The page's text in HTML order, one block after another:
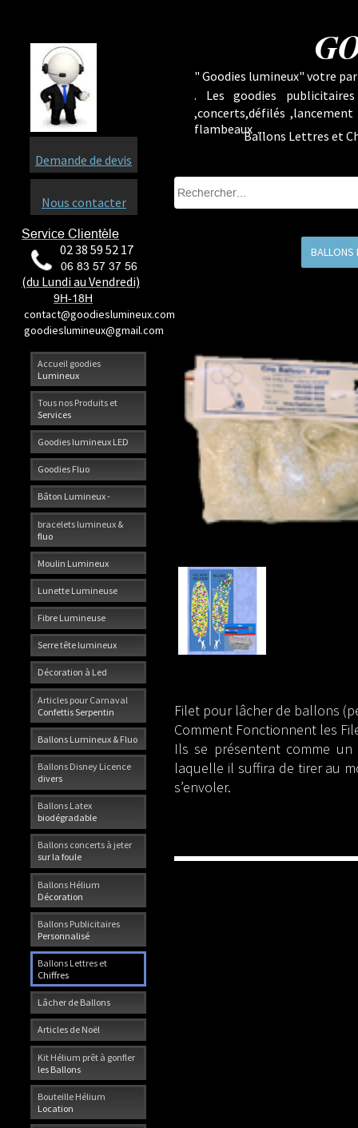
Accueil goodies
Lumineux
Tous nos Produits et
Services
Goodies lumineux LED
Goodies Fluo
Bâton Lumineux -
bracelets lumineux &
fluo
Moulin Lumineux
Lunette Lumineuse
Fibre Lumineuse
Serre tête lumineux
Décoration à Led
Articles pour Carnaval
Confettis Serpentin
Ballons Lumineux & Fluo
Ballons Disney Licence
divers
Ballons Latex
biodégradable
Ballons concerts à jeter
sur la foule
Ballons Hélium
Décoration
Ballons Publicitaires
Personnalisé
Ballons Lettres et
Chiffres
Lâcher de Ballons
Articles de Noël
Kit Hélium prêt à gonfler
les Ballons
Bouteille Hélium
Location
Service Clientèle
02 38 59 52 17
06 83 57 37 56
(du Lundi au Vendredi)
9H-18H
contact@goodieslumineux.com
goodieslumineux@gmail.com
Demande de devis
Nous contacter
" Goodies lumineux" votre
. Les goodies
,concerts,défilés
flambeaux ...Ballons Lettres et
BALLONS
Filet pour lâcher de ballons
Comment Fonctionnent les
Ils se présentent comme
laquelle il suffira de tirer au
s’envoler.